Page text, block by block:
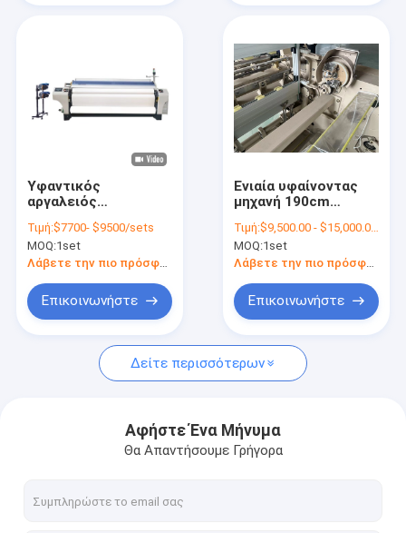
Σχετικά με εμάς
Αεριωθούμενοι αργαλειοί αέρα
Μηχανή υφαίνοντας αργαλειών
Ανταλλακτικά αργαλειών προβολών ύδατος
Υφαίνοντας μηχανή υφάσματος
Μη υφαμένα μηχανήματα
Υφαντική λαναρίζοντας μηχανή
Υφαντικός
αργαλειός
Υφαντικής Υψηλής
Ταχύτητας με
Εκτόξευση
Τιμή:$7700- $9500/sets
MOQ:1set
Λάβετε την πιο πρόσφατη τιμή
Επικοινωνήστε
Ενιαία υφαίνοντας
μηχανή 190cm
υφαίνοντας μηχανή
προβολών ύδατος
1200 περιστροφών/
Τιμή:$9,500.00 - $15,000.00/sets
MOQ:1set
Λάβετε την πιο πρόσφατη τιμή
Επικοινωνήστε
Δείτε περισσότερων
Αφήστε Ένα Μήνυμα
Θα Απαντήσουμε Γρήγορα